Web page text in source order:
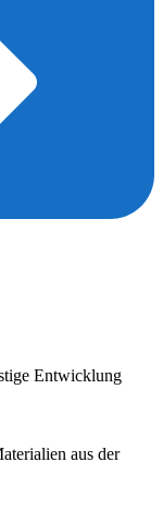
Entwicklung
aus der